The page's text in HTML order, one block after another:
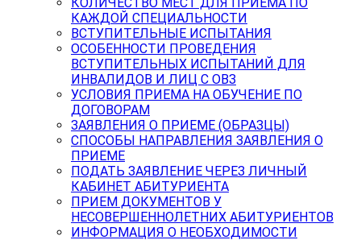
КАЖДОЙ СПЕЦИАЛЬНОСТИ
ВСТУПИТЕЛЬНЫЕ ИСПЫТАНИЯ
ОСОБЕННОСТИ ПРОВЕДЕНИЯ
ВСТУПИТЕЛЬНЫХ ИСПЫТАНИЙ ДЛЯ
ИНВАЛИДОВ И ЛИЦ С ОВЗ
УСЛОВИЯ ПРИЕМА НА ОБУЧЕНИЕ ПО
ДОГОВОРАМ
ЗАЯВЛЕНИЯ О ПРИЕМЕ (ОБРАЗЦЫ)
СПОСОБЫ НАПРАВЛЕНИЯ ЗАЯВЛЕНИЯ О
ПРИЕМЕ
ПОДАТЬ ЗАЯВЛЕНИЕ ЧЕРЕЗ ЛИЧНЫЙ
КАБИНЕТ АБИТУРИЕНТА
ПРИЕМ ДОКУМЕНТОВ У
НЕСОВЕРШЕННОЛЕТНИХ АБИТУРИЕНТОВ
ИНФОРМАЦИЯ О НЕОБХОДИМОСТИ